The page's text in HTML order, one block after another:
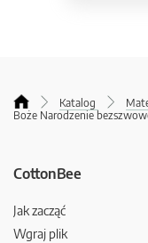
Katalog
Boże Narodzenie
CottonBee
Jak zacząć
Wgraj plik